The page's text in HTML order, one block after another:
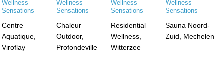
Centre
Aquatique,
Viroflay
Chaleur
Outdoor,
Profondeville
Residential
Wellness,
Witterzee
Sauna Noord-
Zuid, Mechelen